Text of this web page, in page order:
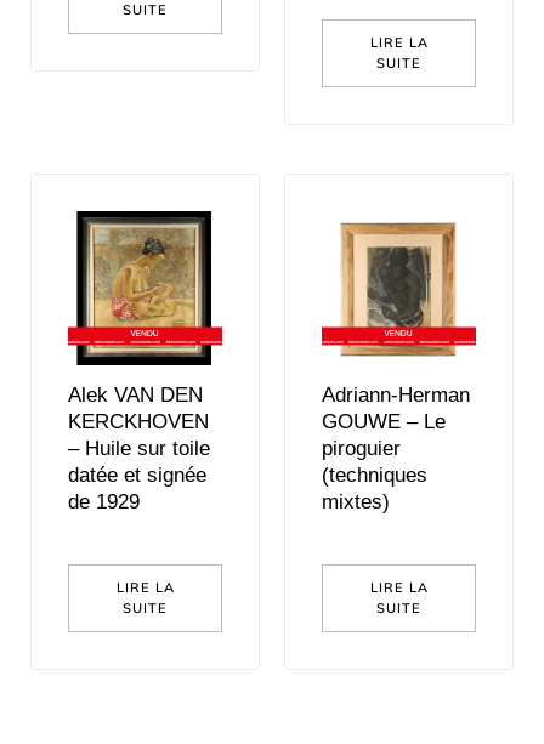
SUITE
LIRE LA
SUITE
Alek VAN DEN
KERCKHOVEN
– Huile sur toile
datée et signée
de 1929
LIRE LA
SUITE
Adriann-Herman
GOUWE – Le
piroguier
(techniques
mixtes)
LIRE LA
SUITE